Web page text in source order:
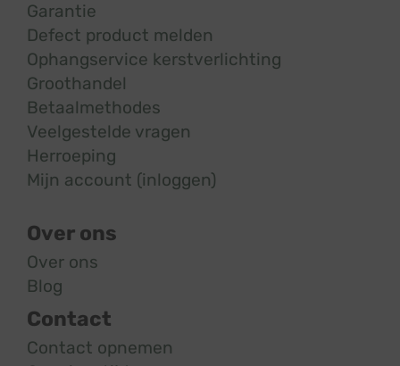
Garantie
Defect product melden
Ophangservice kerstverlichting
Groothandel
Betaalmethodes
Veelgestelde vragen
Herroeping
Mijn account (inloggen)
Over ons
Over ons
Blog
Contact
Contact opnemen